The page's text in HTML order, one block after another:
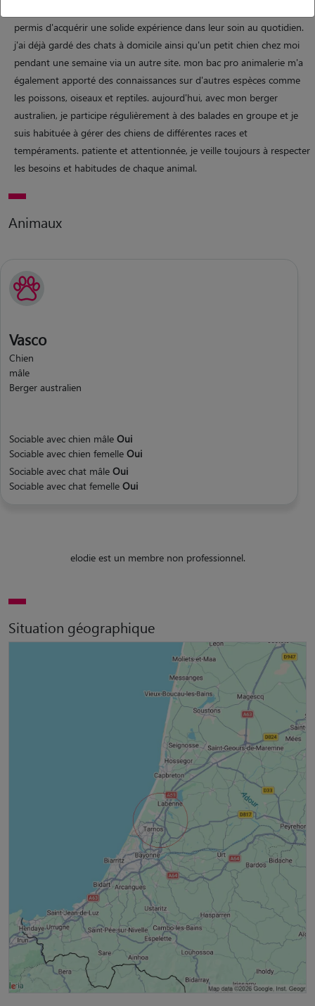
permis d'acquérir une solide expérience dans leur soin au quotidien.
j'ai déjà gardé des chats à domicile ainsi qu'un petit chien chez moi
pendant une semaine via un autre site. mon bac pro animalerie m'a
également apporté des connaissances sur d'autres espèces comme
les poissons, oiseaux et reptiles. aujourd'hui, avec mon berger
australien, je participe régulièrement à des balades en groupe et je
suis habituée à gérer des chiens de différentes races et
tempéraments. patiente et attentionnée, je veille toujours à respecter
les besoins et habitudes de chaque animal.
Animaux
Vasco
Chien
mâle
Berger australien
Sociable avec chien mâle Oui
Sociable avec chien femelle Oui
Sociable avec chat mâle Oui
Sociable avec chat femelle Oui
elodie est un membre non professionnel.
Situation géographique